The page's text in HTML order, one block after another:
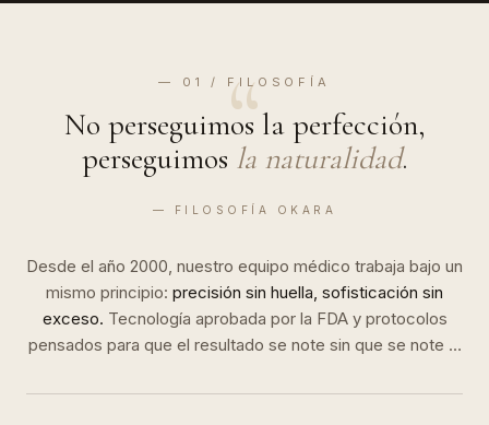
— 01 / FILOSOFÍA
“
No perseguimos la perfección,
perseguimos la naturalidad.
— FILOSOFÍA OKARA
Desde el año 2000, nuestro equipo médico trabaja bajo un
mismo principio: precisión sin huella, sofisticación sin
exceso. Tecnología aprobada por la FDA y protocolos
pensados para que el resultado se note sin que se note el